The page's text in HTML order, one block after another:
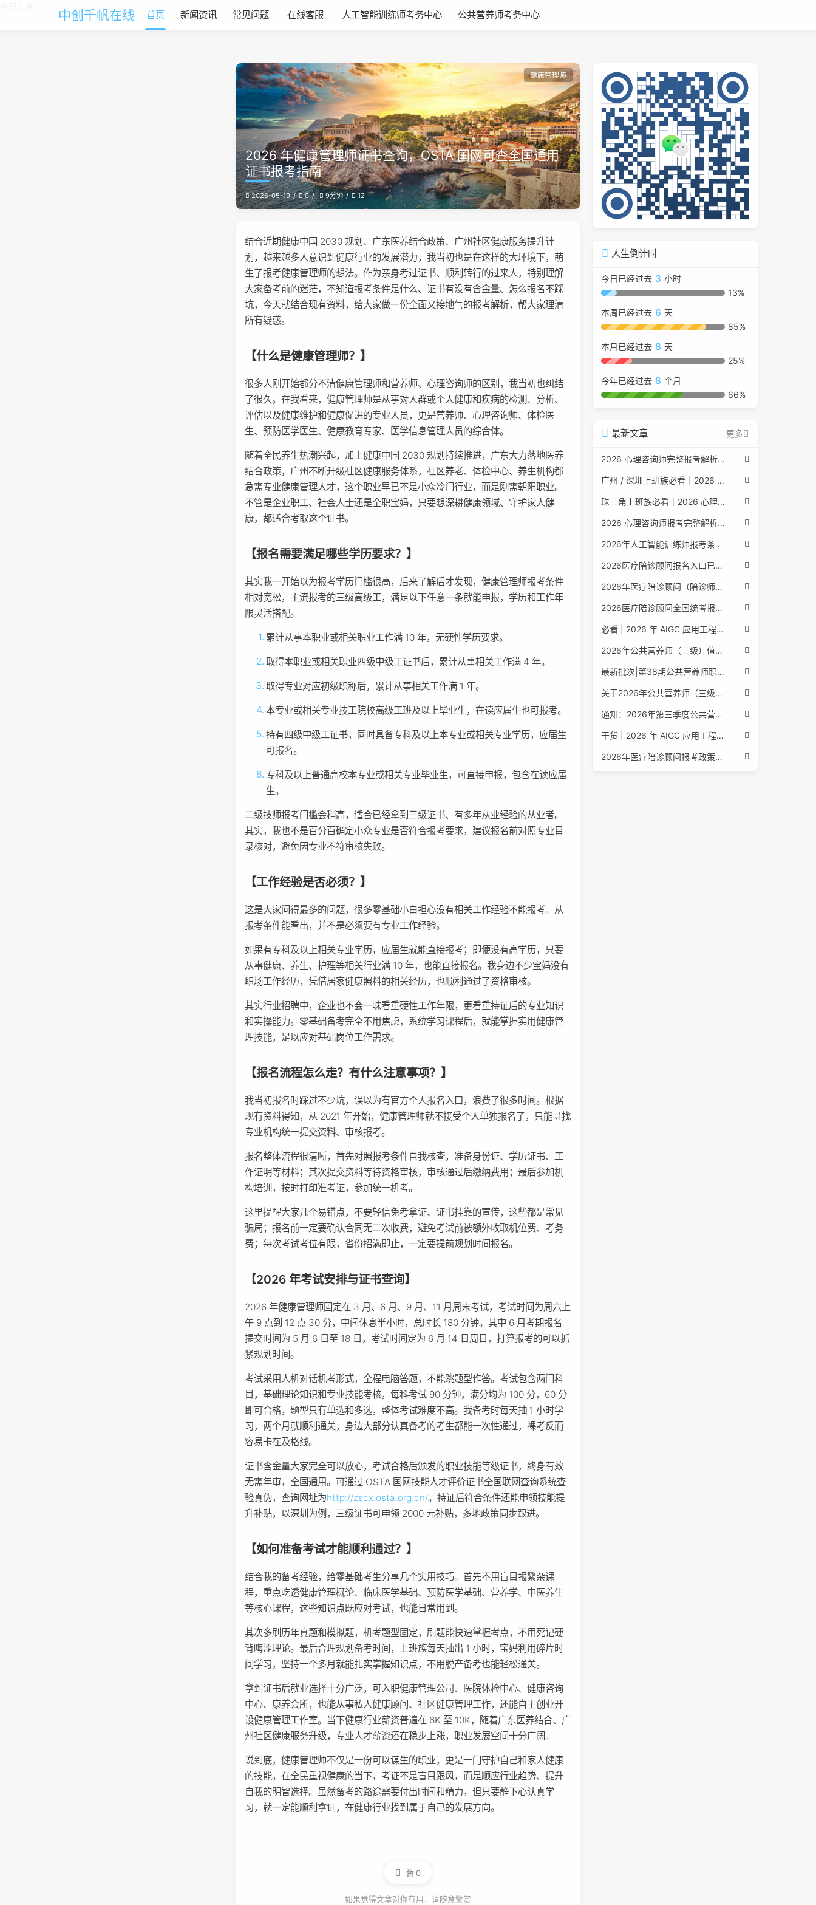
中创千帆在线 首页 新闻资讯 常见问题 在线客服 人工智能训练师考务中心 公共营养师考务中心
健康管理师
2026 年健康管理师证书查询，OSTA 国网可查全国通用
证书报考指南
2026-05-19 0 9分钟 12
结合近期健康中国 2030 规划、广东医养结合政策、广州社区健康服务提升计
划，越来越多人意识到健康行业的发展潜力，我当初也是在这样的大环境下，萌
生了报考健康管理师的想法。作为亲身考过证书、顺利转行的过来人，特别理解
大家备考前的迷茫，不知道报考条件是什么、证书有没有含金量、怎么报名不踩
坑，今天就结合现有资料，给大家做一份全面又接地气的报考解析，帮大家理清
所有疑惑。
【什么是健康管理师？】
很多人刚开始都分不清健康管理师和营养师、心理咨询师的区别，我当初也纠结
了很久。在我看来，健康管理师是从事对人群或个人健康和疾病的检测、分析、
评估以及健康维护和健康促进的专业人员，更是营养师、心理咨询师、体检医
生、预防医学医生、健康教育专家、医学信息管理人员的综合体。
随着全民养生热潮兴起，加上健康中国 2030 规划持续推进，广东大力落地医养
结合政策，广州不断升级社区健康服务体系，社区养老、体检中心、养生机构都
急需专业健康管理人才，这个职业早已不是小众冷门行业，而是刚需朝阳职业。
不管是企业职工、社会人士还是全职宝妈，只要想深耕健康领域、守护家人健
康，都适合考取这个证书。
【报名需要满足哪些学历要求？】
其实我一开始以为报考学历门槛很高，后来了解后才发现，健康管理师报考条件
相对宽松，主流报考的三级高级工，满足以下任意一条就能申报，学历和工作年
限灵活搭配。
累计从事本职业或相关职业工作满 10 年，无硬性学历要求。
取得本职业或相关职业四级中级工证书后，累计从事相关工作满 4 年。
取得专业对应初级职称后，累计从事相关工作满 1 年。
本专业或相关专业技工院校高级工班及以上毕业生，在读应届生也可报考。
持有四级中级工证书，同时具备专科及以上本专业或相关专业学历，应届生
可报名。
专科及以上普通高校本专业或相关专业毕业生，可直接申报，包含在读应届
生。
二级技师报考门槛会稍高，适合已经拿到三级证书、有多年从业经验的从业者。
其实，我也不是百分百确定小众专业是否符合报考要求，建议报名前对照专业目
录核对，避免因专业不符审核失败。
【工作经验是否必须？】
这是大家问得最多的问题，很多零基础小白担心没有相关工作经验不能报考。从
报考条件能看出，并不是必须要有专业工作经验。
如果有专科及以上相关专业学历，应届生就能直接报考；即便没有高学历，只要
从事健康、养生、护理等相关行业满 10 年，也能直接报名。我身边不少宝妈没有
职场工作经历，凭借居家健康照料的相关经历，也顺利通过了资格审核。
其实行业招聘中，企业也不会一味看重硬性工作年限，更看重持证后的专业知识
和实操能力。零基础备考完全不用焦虑，系统学习课程后，就能掌握实用健康管
理技能，足以应对基础岗位工作需求。
【报名流程怎么走？有什么注意事项？】
我当初报名时踩过不少坑，误以为有官方个人报名入口，浪费了很多时间。根据
现有资料得知，从 2021 年开始，健康管理师就不接受个人单独报名了，只能寻找
专业机构统一提交资料、审核报考。
报名整体流程很清晰，首先对照报考条件自我核查，准备身份证、学历证书、工
作证明等材料；其次提交资料等待资格审核，审核通过后缴纳费用；最后参加机
构培训，按时打印准考证，参加统一机考。
这里提醒大家几个易错点，不要轻信免考拿证、证书挂靠的宣传，这些都是常见
骗局；报名前一定要确认合同无二次收费，避免考试前被额外收取机位费、考务
费；每次考试考位有限，省份招满即止，一定要提前规划时间报名。
【2026 年考试安排与证书查询】
2026 年健康管理师固定在 3 月、6 月、9 月、11 月周末考试，考试时间为周六上
午 9 点到 12 点 30 分，中间休息半小时，总时长 180 分钟。其中 6 月考期报名
提交时间为 5 月 6 日至 18 日，考试时间定为 6 月 14 日周日，打算报考的可以抓
紧规划时间。
考试采用人机对话机考形式，全程电脑答题，不能跳题型作答。考试包含两门科
目，基础理论知识和专业技能考核，每科考试 90 分钟，满分均为 100 分，60 分
即可合格，题型只有单选和多选，整体考试难度不高。我备考时每天抽 1 小时学
习，两个月就顺利通关，身边大部分认真备考的考生都能一次性通过，裸考反而
容易卡在及格线。
证书含金量大家完全可以放心，考试合格后颁发的职业技能等级证书，终身有效
无需年审，全国通用。可通过 OSTA 国网技能人才评价证书全国联网查询系统查
验真伪，查询网址为http://zscx.osta.org.cn/。持证后符合条件还能申领技能提
升补贴，以深圳为例，三级证书可申领 2000 元补贴，多地政策同步跟进。
【如何准备考试才能顺利通过？】
结合我的备考经验，给零基础考生分享几个实用技巧。首先不用盲目报繁杂课
程，重点吃透健康管理概论、临床医学基础、预防医学基础、营养学、中医养生
等核心课程，这些知识点既应对考试，也能日常用到。
其次多刷历年真题和模拟题，机考题型固定，刷题能快速掌握考点，不用死记硬
背晦涩理论。最后合理规划备考时间，上班族每天抽出 1 小时，宝妈利用碎片时
间学习，坚持一个多月就能扎实掌握知识点，不用脱产备考也能轻松通关。
拿到证书后就业选择十分广泛，可入职健康管理公司、医院体检中心、健康咨询
中心、康养会所，也能从事私人健康顾问、社区健康管理工作，还能自主创业开
设健康管理工作室。当下健康行业薪资普遍在 6K 至 10K，随着广东医养结合、广
州社区健康服务升级，专业人才薪资还在稳步上涨，职业发展空间十分广阔。
说到底，健康管理师不仅是一份可以谋生的职业，更是一门守护自己和家人健康
的技能。在全民重视健康的当下，考证不是盲目跟风，而是顺应行业趋势、提升
自我的明智选择。虽然备考的路途需要付出时间和精力，但只要静下心认真学
习，就一定能顺利拿证，在健康行业找到属于自己的发展方向。
赞0
如果觉得文章对你有用，请随意赞赏
人生倒计时
今日已经过去 3 小时
13%
本周已经过去 6 天
85%
本月已经过去 8 天
25%
今年已经过去 8 个月
66%
最新文章 更多
2026 心理咨询师完整报考解析（2017 国考取消后现行权威体系 + 避坑全指南）
广州 / 深圳上班族必看｜2026 心理咨询师考证指南，转行副业、情绪疏导双收益
珠三角上班族必看｜2026 心理咨询师考证指南，转行副业、情绪疏导双收益
2026 心理咨询师报考完整解析｜2017 国考取消后正规报考标准、流程避坑指南
2026年人工智能训练师报考条件与流程：2026年最新官方要求全面解读
2026医疗陪诊顾问报名入口已公布，全国报考条件流程政策全解析
2026年医疗陪诊顾问（陪诊师）招生启动，全国报考指南附报名官网
2026医疗陪诊顾问全国统考报名中，报考条件流程全攻略附报名入口
必看 | 2026 年 AIGC 应用工程师报考核心要点：报名费用、官网可查、行业认可度、补考规则全盘点
2026年公共营养师（三级）值得考吗？报名入口+条件+证书用途
最新批次|第38期公共营养师职业能力评价证书报名培训通知
关于2026年公共营养师（三级、四级）全国统一认定报名的服务通知
通知：2026年第三季度公共营养师四级培训报名安排正式发布
干货 | 2026 年 AIGC 应用工程师报考指南：报名流程、学历要求、培训课程、就业方向全梳理
2026年医疗陪诊顾问报考政策更新，全国报名入口与报考指南全同步